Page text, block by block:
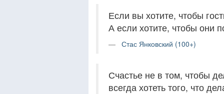
Если вы хотите, чтобы
А если хотите, чтобы они
Стас Янковский (100+)
Счастье не в том, чтобы
всегда хотеть того, что